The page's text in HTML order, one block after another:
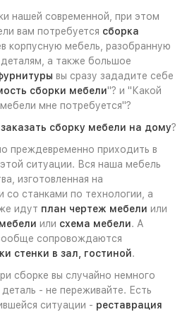
нашей современной, при этом
вам потребуется сборка
корпусную мебель, разобранную
а также большое
вы сразу зададите себе
сборки мебели"? и "Какой
мне потребуется"?
заказать сборку мебели на дому?
преждевременно приходить в
ситуации. Вся наша мебель
изготовленная на
со станками по технологии, а
идут план чертеж мебели или
или схема мебели. А
сопровождаются
стенки в зал, гостиной.
сборке вы случайно немного
- не переживайте. Есть
ситуации - реставрация